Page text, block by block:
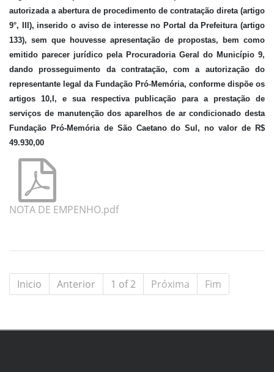
autorizada a abertura de procedimento de contratação direta (artigo
9°, III), inserido o aviso de interesse no Portal da Prefeitura (artigo
133), sem que houvesse apresentação de propostas, bem como
emitido parecer jurídico pela Procuradoria Geral do Município 9,
dando prosseguimento da contratação, com a autorização do
representante legal da Fundação Pró-Memória, conforme dispõe os
artigos 10,I, e sua respectiva publicação para a prestação de
serviços demanutenção dos aparelhos de ar condicionado desta
Fundação Pró-Memória de São Caetano do Sul, no valor de R$
49.930,00
NOTA DE EMPENHO.pdf
Inicio Anterior 1 of 2 Próxima Fim